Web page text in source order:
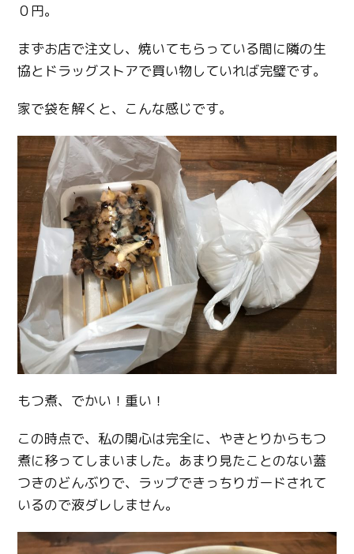
０円。
まずお店で注文し、焼いてもらっている間に隣の生
協とドラッグストアで買い物していれば完璧です。
家で袋を解くと、こんな感じです。
もつ煮、でかい！重い！
この時点で、私の関心は完全に、やきとりからもつ
煮に移ってしまいました。あまり見たことのない蓋
つきのどんぶりで、ラップできっちりガードされて
いるので液ダレしません。